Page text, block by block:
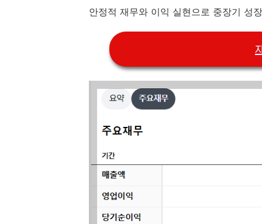
안정적 재무와 이익 실현으로 중장기 성